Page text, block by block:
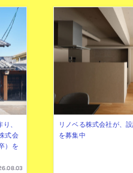
、
式会
）を
リノベる株式会社が、
を募集中